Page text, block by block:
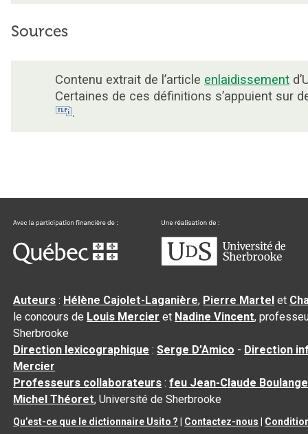
Sources
Contenu extrait de l’article enlaidissement
Certaines de ces définitions s’appuient sur
.
Auteurs : Hélène Cajolet-Laganière, Pierre Martel et
le concours de Louis Mercier et Nadine Vincent,
Sherbrooke
Direction lexicographique :Serge D’Amico - Direction
Mercier
Professeurs collaborateurs :feu Jean-Claude
Michel Théoret, Université de Sherbrooke
Qu’est-ce que le dictionnaire Usito ? Contactez-nous